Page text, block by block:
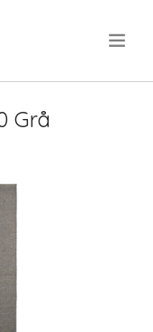
Grå